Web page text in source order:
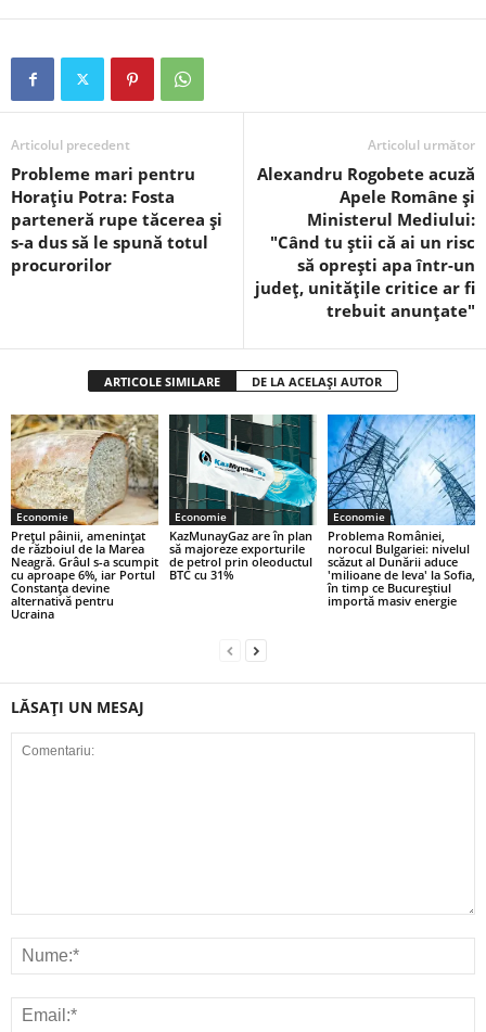
Articolul precedent
Probleme mari pentru
Horațiu Potra: Fosta
parteneră rupe tăcerea și
s-a dus să le spună totul
procurorilor
Articolul următor
Alexandru Rogobete acuză
Apele Române și
Ministerul Mediului:
"Când tu ştii că ai un risc
să opreşti apa într-un
judeţ, unităţile critice ar fi
trebuit anunţate"
ARTICOLE SIMILARE DE LA ACELAȘI AUTOR
Economie
Prețul pâinii, amenințat
de războiul de la Marea
Neagră. Grâul s-a scumpit
cu aproape 6%, iar Portul
Constanța devine
alternativă pentru
Ucraina
Economie
KazMunayGaz are în plan
să majoreze exporturile
de petrol prin oleoductul
BTC cu 31%
Economie
Problema României,
norocul Bulgariei: nivelul
scăzut al Dunării aduce
'milioane de leva' la Sofia,
în timp ce Bucureștiul
importă masiv energie
LĂSAȚI UN MESAJ